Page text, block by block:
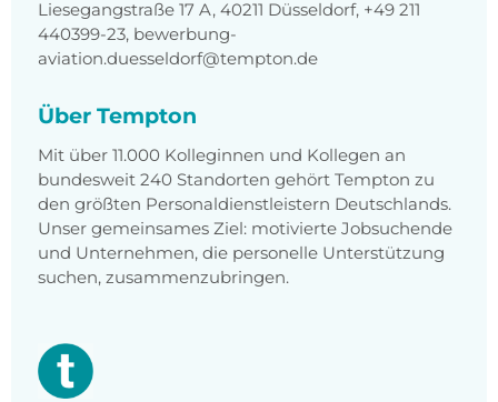
Liesegangstraße 17 A, 40211 Düsseldorf, +49 211
440399-23, bewerbung-
aviation.duesseldorf@tempton.de
Über Tempton
Mit über 11.000 Kolleginnen und Kollegen an
bundesweit 240 Standorten gehört Tempton zu
den größten Personaldienstleistern Deutschlands.
Unser gemeinsames Ziel: motivierte Jobsuchende
und Unternehmen, die personelle Unterstützung
suchen, zusammenzubringen.